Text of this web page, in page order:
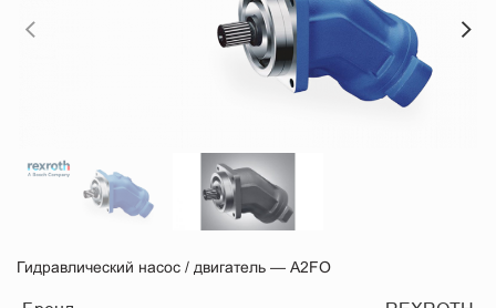
Гидравлический насос / двигатель — A2FO